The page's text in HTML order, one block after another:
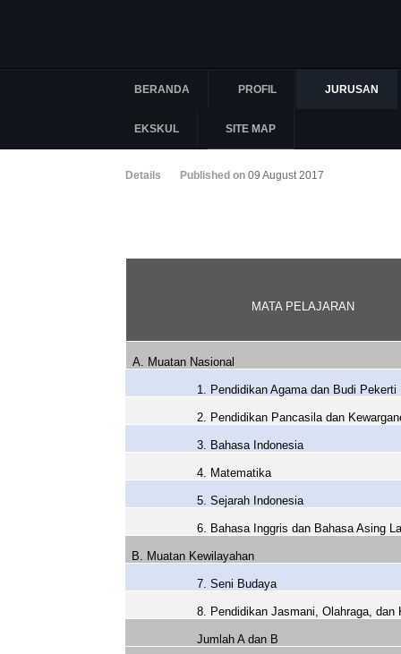
BERANDA PROFIL JURUSAN
EKSKUL SITE MAP
Details Published on 09 August 2017
MATA PELAJARAN
A. Muatan Nasional
1. Pendidikan Agama dan Budi Pekerti
2. Pendidikan Pancasila dan
3. Bahasa Indonesia
4. Matematika
5. Sejarah Indonesia
6. Bahasa Inggris dan Bahasa Asing
B. Muatan Kewilayahan
7. Seni Budaya
8. Pendidikan Jasmani, Olahraga, dan
Jumlah A dan B